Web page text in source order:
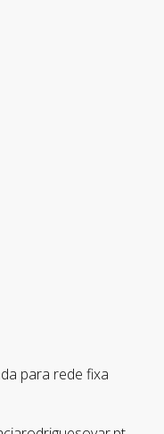
para rede fixa